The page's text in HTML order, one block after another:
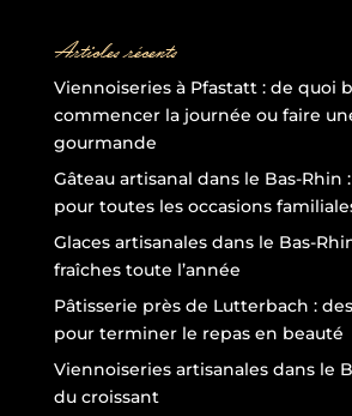
Articles récents
Viennoiseries à Pfastatt : de quoi
commencer la journée ou faire
gourmande
Gâteau artisanal dans le Bas-Rhin
pour toutes les occasions
Glaces artisanales dans le Bas-
fraîches toute l’année
Pâtisserie près de Lutterbach :
pour terminer le repas en beauté
Viennoiseries artisanales dans le
du croissant